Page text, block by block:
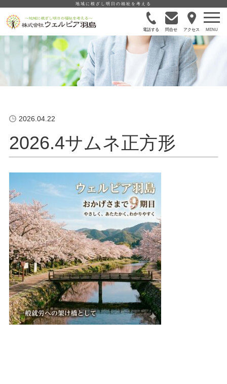
地域に根ざし明日の福祉を考える
電話する 問合せ アクセス
2026.04.22
2026.4サムネ正方形